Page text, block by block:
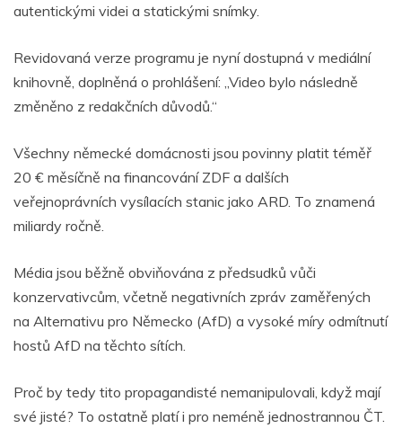
autentickými videi a statickými snímky.
Revidovaná verze programu je nyní dostupná v mediální
knihovně, doplněná o prohlášení: „Video bylo následně
změněno z redakčních důvodů.“
Všechny německé domácnosti jsou povinny platit téměř
20 € měsíčně na financování ZDF a dalších
veřejnoprávních vysílacích stanic jako ARD. To znamená
miliardy ročně.
Média jsou běžně obviňována z předsudků vůči
konzervativcům, včetně negativních zpráv zaměřených
na Alternativu pro Německo (AfD) a vysoké míry odmítnutí
hostů AfD na těchto sítích.
Proč by tedy tito propagandisté nemanipulovali, když mají
své jisté? To ostatně platí i pro neméně jednostrannou ČT.